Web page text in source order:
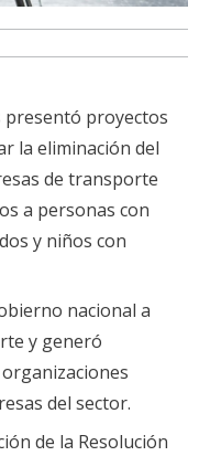
presentó proyectos
la eliminación del
de transporte
a personas con
y niños con
nacional a
y generó
del sector.
de la Resolución